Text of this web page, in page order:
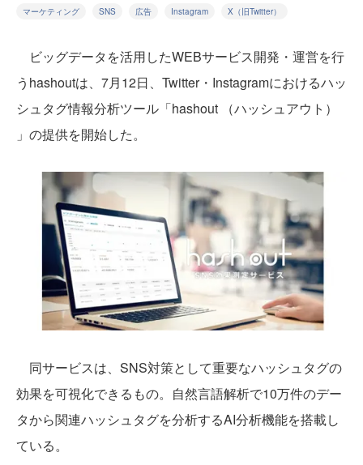
マーケティング SNS 広告 Instagram X（旧Twitter）
ビッグデータを活用したWEBサービス開発・運営を行
うhashoutは、7月12日、Twitter・Instagramにおけるハッ
シュタグ情報分析ツール「hashout （ハッシュアウト）
」の提供を開始した。
同サービスは、SNS対策として重要なハッシュタグの
効果を可視化できるもの。自然言語解析で10万件のデー
タから関連ハッシュタグを分析するAI分析機能を搭載し
ている。